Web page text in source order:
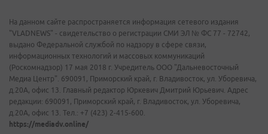
На данном сайте распространяется информация сетевого издания
"VLADNEWS" - свидетельство о регистрации СМИ ЭЛ № ФС 77 - 72742,
выдано Федеральной службой по надзору в сфере связи,
информационных технологий и массовых коммуникаций
(Роскомнадзор) 17 мая 2018 г. Учредитель ООО "Дальневосточный
Медиа Центр". 690091, Приморский край, г. Владивосток, ул. Уборевича,
д.20А, офис 13. Главный редактор Юркевич Дмитрий Юрьевич. Адрес
редакции: 690091, Приморский край, г. Владивосток, ул. Уборевича,
д.20А, офис 13. Тел.: +7 (423) 2-415-600.
https://mediadv.online/